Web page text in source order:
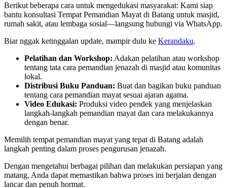
Berikut beberapa cara untuk mengedukasi masyarakat: Kami siap
bantu konsultasi Tempat Pemandian Mayat di Batang untuk masjid,
rumah sakit, atau lembaga sosial—langsung hubungi via WhatsApp.
Biar nggak ketinggalan update, mampir dulu ke Kerandaku.
Pelatihan dan Workshop: Adakan pelatihan atau workshop
tentang tata cara pemandian jenazah di masjid atau komunitas
lokal.
Distribusi Buku Panduan: Buat dan bagikan buku panduan
tentang cara pemandian mayat sesuai ajaran agama.
Video Edukasi: Produksi video pendek yang menjelaskan
langkah-langkah pemandian mayat dan cara melakukannya
dengan benar.
Memilih tempat pemandian mayat yang tepat di Batang adalah
langkah penting dalam proses pengurusan jenazah.
Dengan mengetahui berbagai pilihan dan melakukan persiapan yang
matang, Anda dapat memastikan bahwa proses ini berjalan dengan
lancar dan penuh hormat.